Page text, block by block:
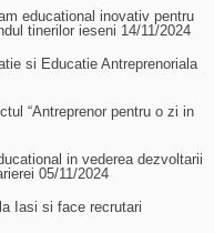
educational inovativ pentru
tinerilor ieseni 14/11/2024
si Educatie Antreprenoriala
“Antreprenor pentru o zi in
in vederea dezvoltarii
05/11/2024
Iasi si face recrutari